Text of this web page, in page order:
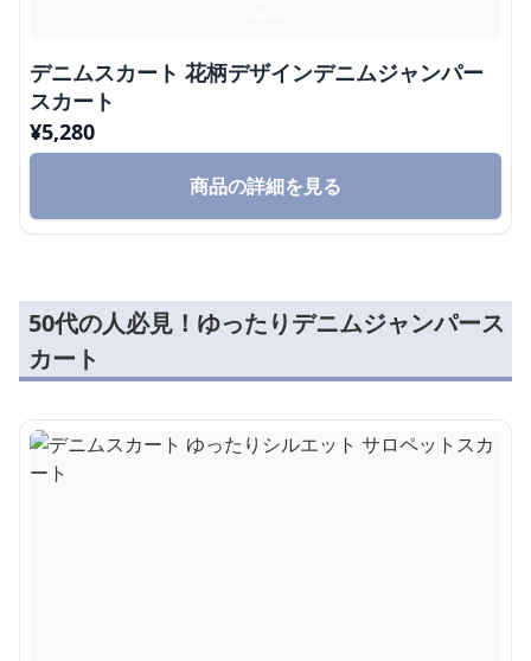
デニムスカート 花柄デザインデニムジャンパー
スカート
¥5,280
商品の詳細を見る
50代の人必見！ゆったりデニムジャンパース
カート